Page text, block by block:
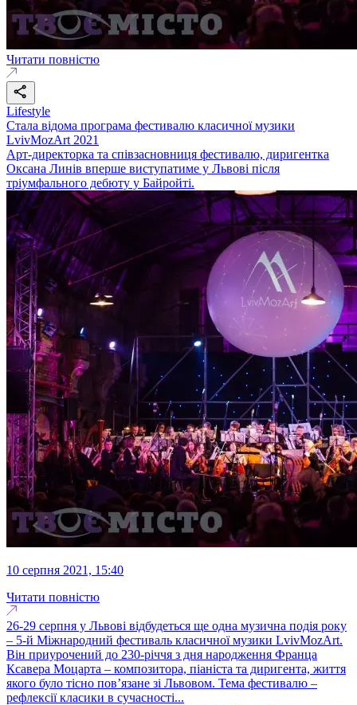
Читати повністю
Lifestyle
Стала відома програма фестивалю класичної музики
LvivMozArt 2021
Арт-директорка та співзасновниця фестивалю, диригентка
Оксана Линів вперше виступатиме у Львові після
тріумфального дебюту у Байройті.
10 серпня 2021, 15:40
Читати повністю
26-29 серпня у Львові відбудеться ще одна музична подія року
– 5-й Міжнародний фестиваль класичної музики LvivMozArt.
Він приурочений до 230-річчя з дня народження Франца
Ксавера Моцарта – композитора, піаніста та диригента, життя
якого було тісно пов’язане зі Львовом. Тема фестивалю –
рефлексії класики в сучасності...